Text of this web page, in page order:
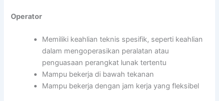
Operator
Memiliki keahlian teknis spesifik, seperti keahlian
dalam mengoperasikan peralatan atau
penguasaan perangkat lunak tertentu
Mampu bekerja di bawah tekanan
Mampu bekerja dengan jam kerja yang fleksibel